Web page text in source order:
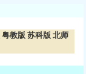
粤教版 苏科版 北师